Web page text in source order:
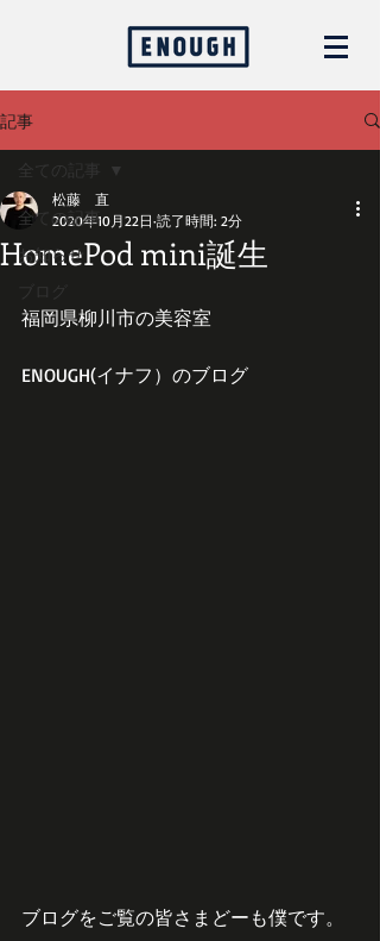
記事
全ての記事
お知らせ
ブログ
全ての記事
HomePod mini誕生
松藤 直
2020年10月22日 読了時間: 2分
福岡県柳川市の美容室
ENOUGH(イナフ）のブログ
ブログをご覧の皆さまどーも僕です。